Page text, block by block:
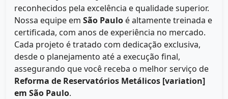
reconhecidos pela excelência e qualidade superior.
Nossa equipe em São Paulo é altamente treinada e
certificada, com anos de experiência no mercado.
Cada projeto é tratado com dedicação exclusiva,
desde o planejamento até a execução final,
assegurando que você receba o melhor serviço de
Reforma de Reservatórios Metálicos [variation]
em São Paulo.